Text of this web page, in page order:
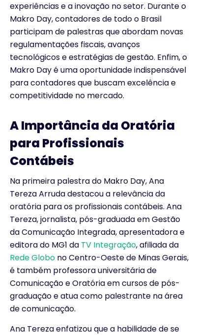
experiências e a inovação no setor. Durante o
Makro Day, contadores de todo o Brasil
participam de palestras que abordam novas
regulamentações fiscais, avanços
tecnológicos e estratégias de gestão. Enfim, o
Makro Day é uma oportunidade indispensável
para contadores que buscam excelência e
competitividade no mercado.
A Importância da Oratória
para Profissionais
Contábeis
Na primeira palestra do Makro Day, Ana
Tereza Arruda destacou a relevância da
oratória para os profissionais contábeis. Ana
Tereza, jornalista, pós-graduada em Gestão
da Comunicação Integrada, apresentadora e
editora do MG1 da TV Integração, afiliada da
Rede Globo no Centro-Oeste de Minas Gerais,
é também professora universitária de
Comunicação e Oratória em cursos de pós-
graduação e atua como palestrante na área
de comunicação.
Ana Tereza enfatizou que a habilidade de se